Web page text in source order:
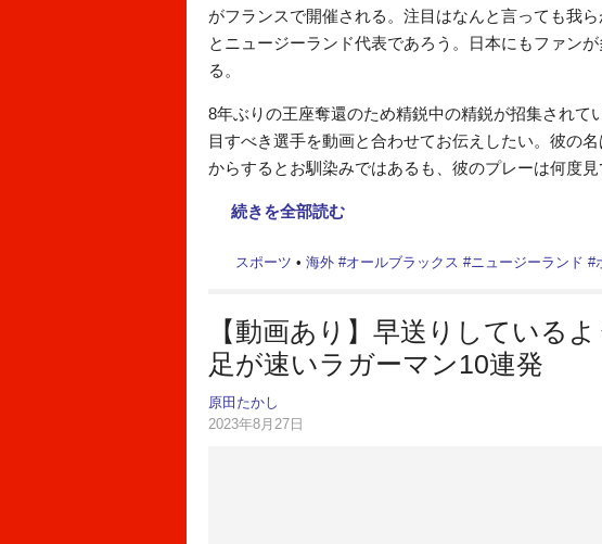
がフランスで開催される。注目はなんと言っても我
とニュージーランド代表であろう。日本にもファン
る。
8年ぶりの王座奪還のため精鋭中の精鋭が招集されて
目すべき選手を動画と合わせてお伝えしたい。彼の名
からするとお馴染みではあるも、彼のプレーは何度
続きを全部読む
スポーツ • 海外 #オールブラックス #ニュージーランド #
【動画あり】早送りしている
足が速いラガーマン10連発
原田たかし
2023年8月27日